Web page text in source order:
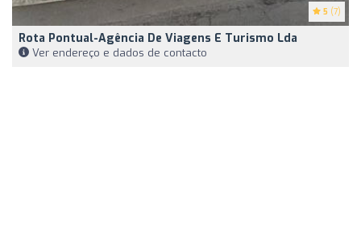
5 (7)
Rota Pontual-Agência De Viagens E Turismo Lda
Ver endereço e dados de contacto